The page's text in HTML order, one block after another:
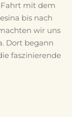
Fahrt mit dem
bis nach
wir uns
Dort begann
faszinierende